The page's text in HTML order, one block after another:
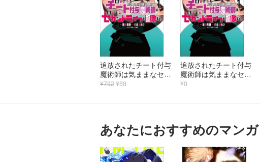
追放されたチート付与
魔術師は気ままなセカ
ンドライフを謳歌す
意思でいつでも効果を
解除できるけど、残っ
た人たち大丈夫？～
（1）
¥792 ¥88
追放されたチート付与
魔術師は気ままなセカ
ンドライフを謳歌す
意思でいつでも効果を
解除できるけど、残っ
た人たち大丈夫？～
（1）
¥0
あなたにおすすめのマンガ